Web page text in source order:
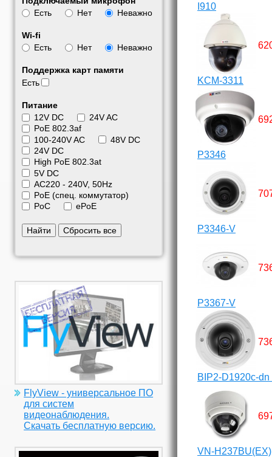
Есть
Нет Неважно
Wi-fi
Есть
Нет Неважно
Поддержка карт памяти
Есть
Питание
12V DC
24V AC
PoE 802.3af
100-240V AC
48V DC
24V DC
High PoE 802.3at
5V DC
АС220 - 240V, 50Hz
PoE (спец. коммутатор)
PoC
ePoE
Найти Сбросить все
FlyView - универсальное ПО
для систем
видеонаблюдения.
Скачать бесплатную версию.
I910
KCM-3311
P3346
P3346-V
P3367-V
BIP2-D1920c-dn
VN-H237BU(EX)